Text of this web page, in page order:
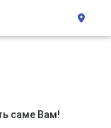
саме Вам!